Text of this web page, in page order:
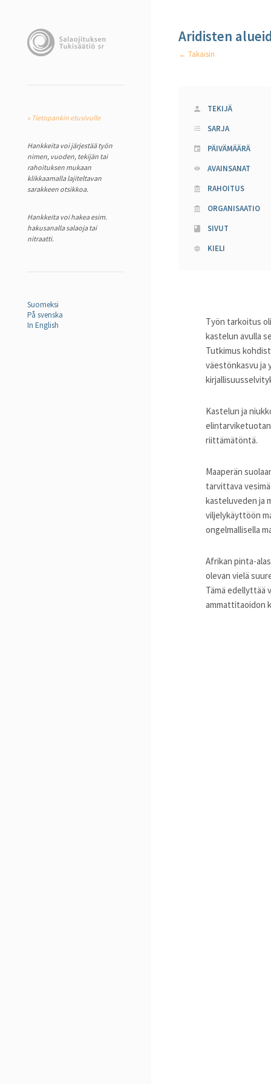
« Tietopankin etusivulle
Hankkeita voi järjestää työn
nimen, vuoden, tekijän tai
rahoituksen mukaan
klikkaamalla lajiteltavan
sarakkeen otsikkoa.
Hankkeita voi hakea esim.
hakusanalla salaoja tai
nitraatti.
Suomeksi
På svenska
In English
Aridisten
← Takaisin
TEKIJÄ
SARJA
PÄIVÄMÄÄRÄ
AVAINSANAT
RAHOITUS
ORGANISAATIO
SIVUT
KIELI
Työn tarkoitus
kastelun avulla
Tutkimus
väestönkasvu ja
Kastelun ja
riittämätöntä.
Maaperän
tarvittava
kasteluveden ja
viljelykäyttöön
ongelmallisella
Afrikan pinta-
olevan vielä
Tämä edellyttää
ammattitaoidon